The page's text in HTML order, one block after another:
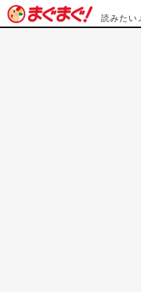
読みたい